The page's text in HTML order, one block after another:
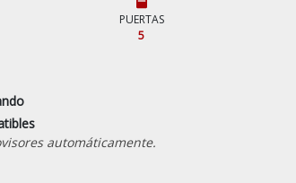
PUERTAS
5
automáticamente.